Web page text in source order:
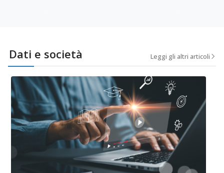
Dati e società Leggi gli altri articoli